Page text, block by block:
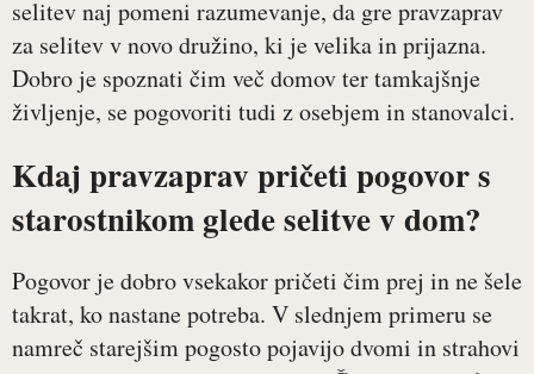
selitev naj pomeni razumevanje, da gre pravzaprav
za selitev v novo družino, ki je velika in prijazna.
Dobro je spoznati čim več domov ter tamkajšnje
življenje, se pogovoriti tudi z osebjem in stanovalci.
Kdaj pravzaprav pričeti pogovor s
starostnikom glede selitve v dom?
Pogovor je dobro vsekakor pričeti čim prej in ne šele
takrat, ko nastane potreba. V slednjem primeru se
namreč starejšim pogosto pojavijo dvomi in strahovi